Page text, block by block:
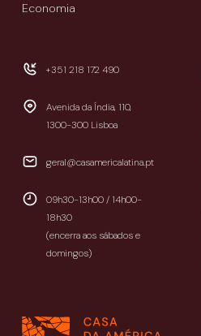
Economia
+351 218 172 490
Avenida da Índia, 110,
1300-300 Lisboa
geral@casamericalatina.pt
09h30-13h00 / 14h00-
18h30
(encerra aos sábados e
domingos)